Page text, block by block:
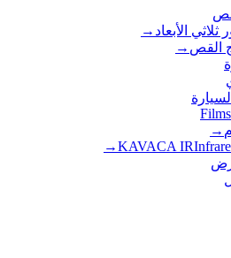
ثلاثي الأبعاد →
القص →
Films
→
KAVACA IR
→